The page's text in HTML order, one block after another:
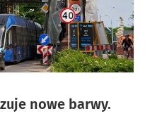
nowe barwy.